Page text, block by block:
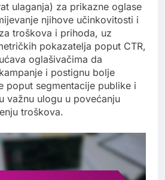
ulaganja) za prikazne oglase
njihove učinkovitosti i
troškova i prihoda, uz
pokazatelja poput CTR,
oglašivačima da
i postignu bolje
poput segmentacije publike i
važnu ulogu u povećanju
troškova.